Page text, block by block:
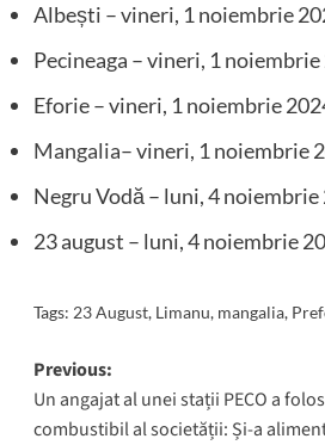
Albești – vineri, 1 noiembrie
Pecineaga – vineri, 1
Eforie – vineri, 1 noiembrie
Mangalia– vineri, 1 noiembrie
Negru Vodă – luni, 4 noiembrie
23 august – luni, 4 noiembrie
Tags: 23 August, Limanu, mangalia,
Post
navigation
Previous:
Un angajat al unei stații PECO a
combustibil al societății: Și-a